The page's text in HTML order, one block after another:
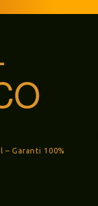
Garanti 100%